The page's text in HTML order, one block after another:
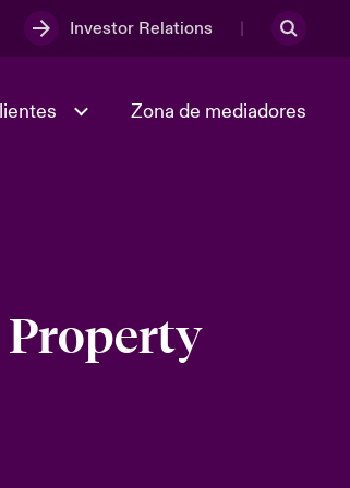
Investor Relations
Zona de mediadores
Property